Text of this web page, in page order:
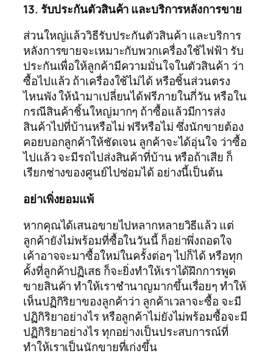
13. รับประกันตัวสินค้า และบริการหลังการขาย
ส่วนใหญ่แล้ววิธีรับประกันตัวสินค้า และบริการ
หลังการขายจะเหมาะกับพวกเครื่องใช้ไฟฟ้า รับ
ประกันเพื่อให้ลูกค้ามีความมั่นใจในตัวสินค้า ว่า
ซื้อไปแล้ว ถ้าเครื่องใช้ไม่ได้ หรือชิ้นส่วนตรง
ไหนพัง ให้นำมาเปลี่ยนได้ฟรีภายในกี่วัน หรือใน
กรณีสินค้าชิ้นใหญ่มากๆ ถ้าซื้อแล้วมีการส่ง
สินค้าไปที่บ้านหรือไม่ ฟรีหรือไม่ ซึ่งนักขายต้อง
คอยบอกลูกค้าให้ชัดเจน ลูกค้าจะได้อุ่นใจ ว่าซื้อ
ไปแล้ว จะมีรถไปส่งสินค้าที่บ้าน หรือถ้าเสีย ก็
เรียกช่างของศูนย์ไปซ่อมได้ อย่างนี้เป็นต้น
อย่าเพิ่งยอมแพ้
หากคุณได้เสนอขายไปหลากหลายวิธีแล้ว แต่
ลูกค้ายังไม่พร้อมที่ซื้อในวันนี้ ก็อย่าพึ่งถอดใจ
เค้าอาจจะมาซื้อใหม่ในครั้งต่อๆ ไปก็ได้ หรือทุก
คั้งที่ลูกค้าปฏิเสธ ก็จะยิ่งทำให้เราได้ฝึกการพูด
ขายสินค้า ทำให้เราชำนาญมากขึ้นเรื่อยๆ ทำให้
เห็นปฏิกิริยาของลูกค้าว่า ลูกค้าเวลาจะซื้อ จะมี
ปฏิกิริยาอย่างไร หรือลูกค้าไม่ยังไม่พร้อมซื้อจะมี
ปฏิกิริยาอย่างไร ทุกอย่างเป็นประสบการณ์ที่
ทำให้เราเป็นนักขายที่เก่งขึ้น